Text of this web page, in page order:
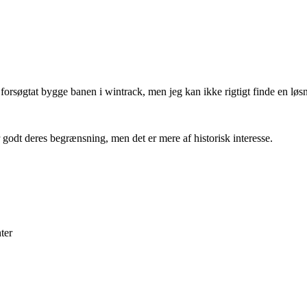
bygge banen i wintrack, men jeg kan ikke rigtigt finde en
deres begrænsning, men det er mere af historisk interesse.